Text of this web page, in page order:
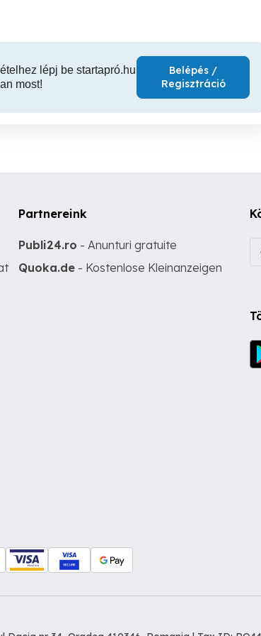
lépj be startapró.hu
most!
Belépés /
Regisztráció
Partnereink
Publi24.ro - Anunturi gratuite
Quoka.de - Kostenlose Kleinanzeigen